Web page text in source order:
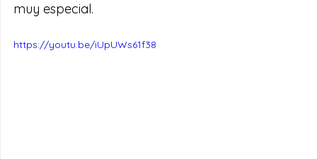
muy especial.
https://youtu.be/iUpUWs61f38